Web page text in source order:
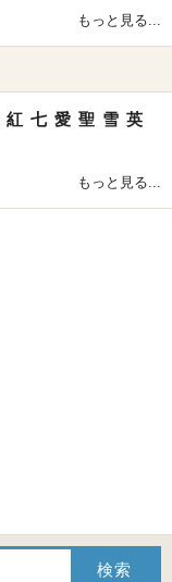
もっと見る...
紅 七 愛 聖 雪 英
もっと見る...